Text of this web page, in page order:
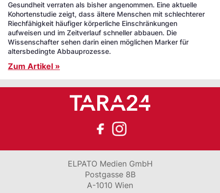
Gesundheit verraten als bisher angenommen. Eine aktuelle
Kohortenstudie zeigt, dass ältere Menschen mit schlechterer
Riechfähigkeit häufiger körperliche Einschränkungen
aufweisen und im Zeitverlauf schneller abbauen. Die
Wissenschafter sehen darin einen möglichen Marker für
altersbedingte Abbauprozesse.
Zum Artikel »
ELPATO Medien GmbH
Postgasse 8B
A-1010 Wien